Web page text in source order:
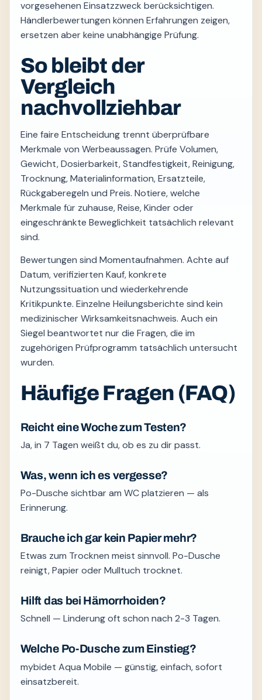
vorgesehenen Einsatzzweck berücksichtigen.
Händlerbewertungen können Erfahrungen zeigen,
ersetzen aber keine unabhängige Prüfung.
So bleibt der
Vergleich
nachvollziehbar
Eine faire Entscheidung trennt überprüfbare
Merkmale von Werbeaussagen. Prüfe Volumen,
Gewicht, Dosierbarkeit, Standfestigkeit, Reinigung,
Trocknung, Materialinformation, Ersatzteile,
Rückgaberegeln und Preis. Notiere, welche
Merkmale für zuhause, Reise, Kinder oder
eingeschränkte Beweglichkeit tatsächlich relevant
sind.
Bewertungen sind Momentaufnahmen. Achte auf
Datum, verifizierten Kauf, konkrete
Nutzungssituation und wiederkehrende
Kritikpunkte. Einzelne Heilungsberichte sind kein
medizinischer Wirksamkeitsnachweis. Auch ein
Siegel beantwortet nur die Fragen, die im
zugehörigen Prüfprogramm tatsächlich untersucht
wurden.
Häufige Fragen (FAQ)
Reicht eine Woche zum Testen?
Ja, in 7 Tagen weißt du, ob es zu dir passt.
Was, wenn ich es vergesse?
Po-Dusche sichtbar am WC platzieren — als
Erinnerung.
Brauche ich gar kein Papier mehr?
Etwas zum Trocknen meist sinnvoll. Po-Dusche
reinigt, Papier oder Mulltuch trocknet.
Hilft das bei Hämorrhoiden?
Schnell — Linderung oft schon nach 2-3 Tagen.
Welche Po-Dusche zum Einstieg?
mybidet Aqua Mobile — günstig, einfach, sofort
einsatzbereit.